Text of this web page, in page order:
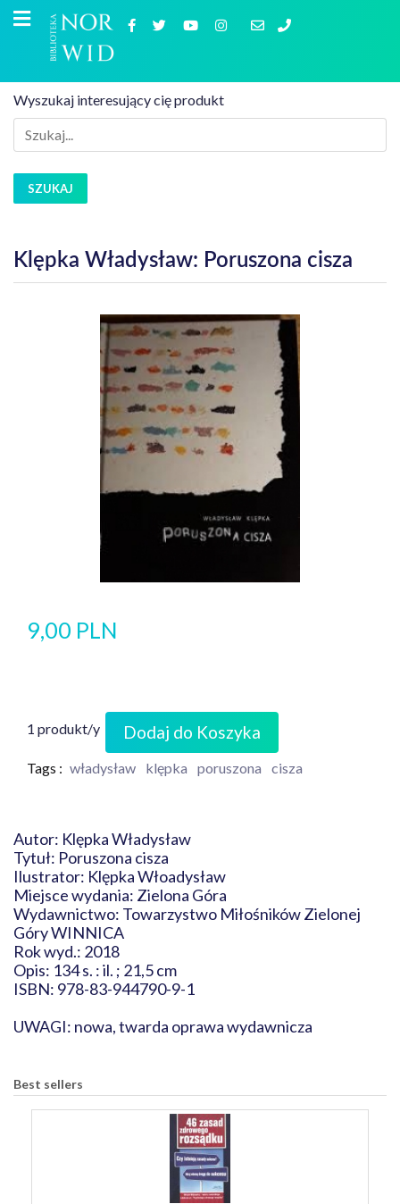
Wyszukaj interesujący cię produkt
SZUKAJ
Klępka Władysław: Poruszona cisza
9,00 PLN
1 produkt/y Dodaj do Koszyka
Tags : władysław klępka poruszona cisza
Autor: Klępka Władysław
Tytuł: Poruszona cisza
Ilustrator: Klępka Włoadysław
Miejsce wydania: Zielona Góra
Wydawnictwo: Towarzystwo Miłośników Zielonej
Góry WINNICA
Rok wyd.: 2018
Opis: 134 s. : il. ; 21,5 cm
ISBN: 978-83-944790-9-1
UWAGI: nowa, twarda oprawa wydawnicza
Best sellers